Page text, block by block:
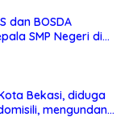
dan BOSDA
SMP Negeri di
Bekasi, diduga
mengundang